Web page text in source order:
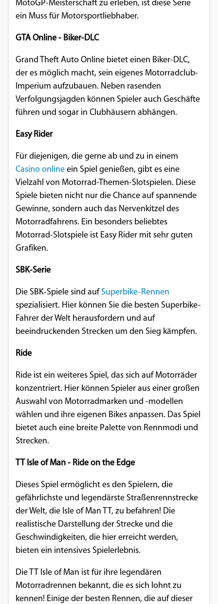
MotoGP-Meisterschaft zu erleben, ist diese Serie
ein Muss für Motorsportliebhaber.
GTA Online - Biker-DLC
Grand Theft Auto Online bietet einen Biker-DLC,
der es möglich macht, sein eigenes Motorradclub-
Imperium aufzubauen. Neben rasenden
Verfolgungsjagden können Spieler auch Geschäfte
führen und sogar in Clubhäusern abhängen.
Easy Rider
Für diejenigen, die gerne ab und zu in einem
Casino onlineein Spiel genießen, gibt es eine
Vielzahl von Motorrad-Themen-Slotspielen. Diese
Spiele bieten nicht nur die Chance auf spannende
Gewinne, sondern auch das Nervenkitzel des
Motorradfahrens. Ein besonders beliebtes
Motorrad-Slotspiele ist Easy Rider mit sehr guten
Grafiken.
SBK-Serie
Die SBK-Spiele sind auf Superbike-Rennen
spezialisiert. Hier können Sie die besten Superbike-
Fahrer der Welt herausfordern und auf
beeindruckenden Strecken um den Sieg kämpfen.
Ride
Ride ist ein weiteres Spiel, das sich auf Motorräder
konzentriert. Hier können Spieler aus einer großen
Auswahl von Motorradmarken und -modellen
wählen und ihre eigenen Bikes anpassen. Das Spiel
bietet auch eine breite Palette von Rennmodi und
Strecken.
TT Isle of Man - Ride on the Edge
Dieses Spiel ermöglicht es den Spielern, die
gefährlichste und legendärste Straßenrennstrecke
der Welt, die Isle of Man TT, zu befahren! Die
realistische Darstellung der Strecke und die
Geschwindigkeiten, die hier erreicht werden,
bieten ein intensives Spielerlebnis.
Die TT Isle of Man ist für ihre legendären
Motorradrennen bekannt, die es sich lohnt zu
kennen! Einige der besten Rennen, die auf dieser
1 Jahr
Social Media Plattformen anzeigen zu
Medien Cookies gesetzt.
YouTube
Vimeo
Google Maps
Anbieter:
Google